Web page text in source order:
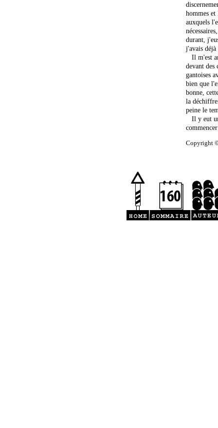
hommes et
auxquels
durant,
j'avais déjà
Il m'est
devant des
gantoises
bien que
bonne,
la
peine le
Il y eut
Copyright